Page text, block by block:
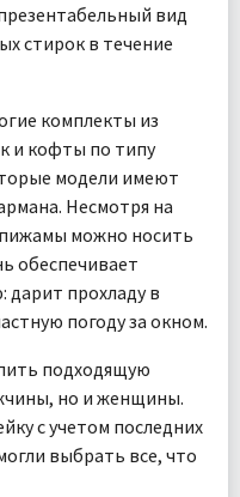
вид
стирок в течение
комплекты из
и кофты по типу
модели имеют
Несмотря на
можно носить
обеспечивает
прохладу в
погоду за окном.
подходящую
но и женщины.
с учетом последних
выбрать все, что